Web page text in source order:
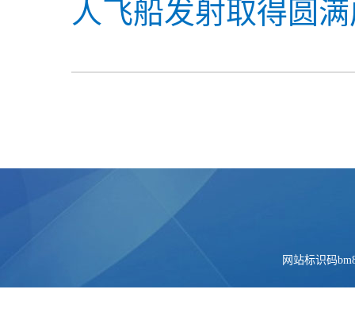
人飞船发射取得圆
网站标识码